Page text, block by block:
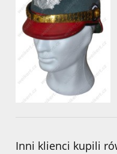
Inni klienci kupili